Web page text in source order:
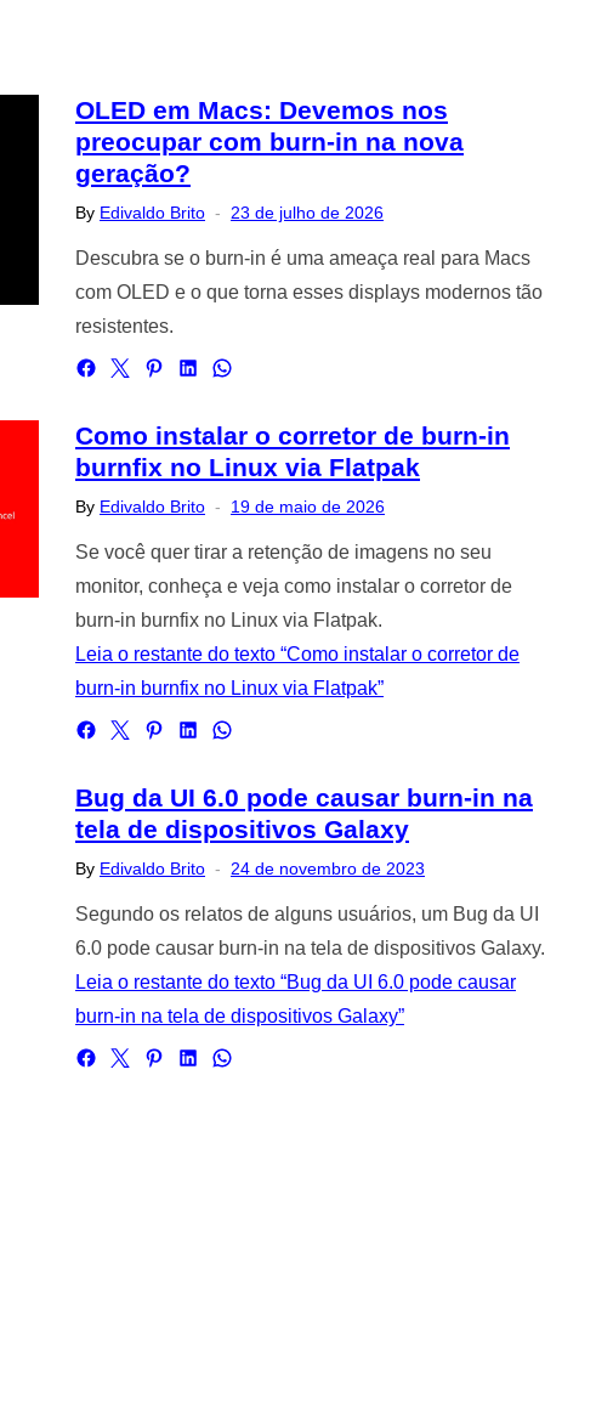
OLED em Macs: Devemos nos
preocupar com burn-in na nova
geração?
By Edivaldo Brito
Posted
23 de julho de 2026
Descubra se o burn-in é uma ameaça real para Macs
com OLED e o que torna esses displays modernos tão
resistentes.
Como instalar o corretor de burn-in
burnfix no Linux via Flatpak
By Edivaldo Brito
Posted
19 de maio de 2026
Se você quer tirar a retenção de imagens no seu
monitor, conheça e veja como instalar o corretor de
burn-in burnfix no Linux via Flatpak.
Leia o restante do texto “Como instalar o corretor de
burn-in burnfix no Linux via Flatpak”
Bug da UI 6.0 pode causar burn-in na
tela de dispositivos Galaxy
By Edivaldo Brito
Posted
24 de novembro de 2023
Segundo os relatos de alguns usuários, um Bug da UI
6.0 pode causar burn-in na tela de dispositivos Galaxy.
Leia o restante do texto “Bug da UI 6.0 pode causar
burn-in na tela de dispositivos Galaxy”